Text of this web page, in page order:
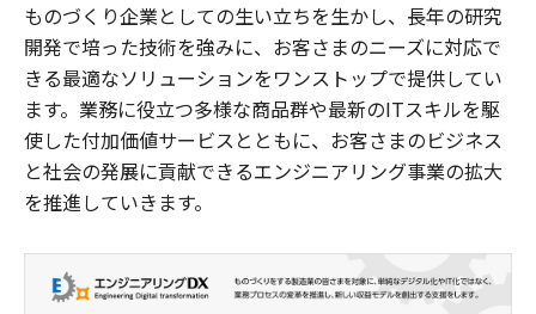
ものづくり企業としての生い立ちを生かし、長年の研究
開発で培った技術を強みに、お客さまのニーズに対応で
きる最適なソリューションをワンストップで提供してい
ます。業務に役立つ多様な商品群や最新のITスキルを駆
使した付加価値サービスとともに、お客さまのビジネス
と社会の発展に貢献できるエンジニアリング事業の拡大
を推進していきます。